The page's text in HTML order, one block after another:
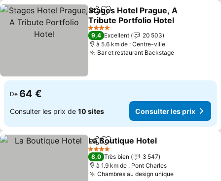
PartagerAjouter à mes favoris
Stages Hotel Prague, A
Tribute Portfolio Hotel
Consulter les prix
4 Étoiles
9,4 Excellent
20 503
à 5.6 km de : Centre-ville
Bar et restaurant BackstageConsulter
De 64 €
Consulter les prix de 10 sites Consulter les prix
PartagerAjouter à mes favoris
La Boutique Hotel
4 Étoiles
8,0 Très bien
3 547
à 1.9 km de : Pont Charles
Chambres au design uniqueConsulter